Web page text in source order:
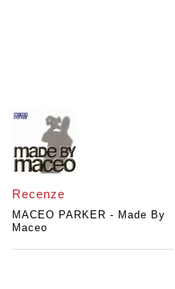
Recenze
MACEO PARKER - Made By
Maceo